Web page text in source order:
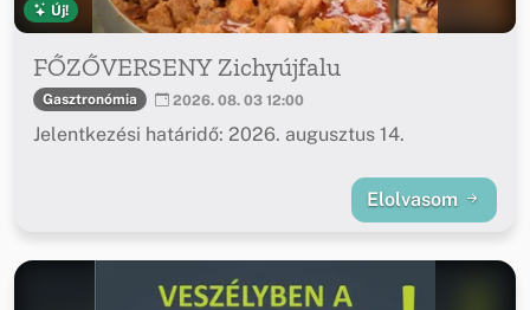
Új!
FŐZŐVERSENY Zichyújfalu
Gasztronómia 2026. 08. 03 12:00
Jelentkezési határidő: 2026. augusztus 14.
Elolvasom